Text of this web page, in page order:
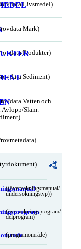
Livsmedel)
Mark)
Produkter)
Sediment)
Vatten och
Avlopp/Slam.
((övervakningsmanual/
undersökningstyp))
(övervakningsprogram/
delprogram)
(programområde)